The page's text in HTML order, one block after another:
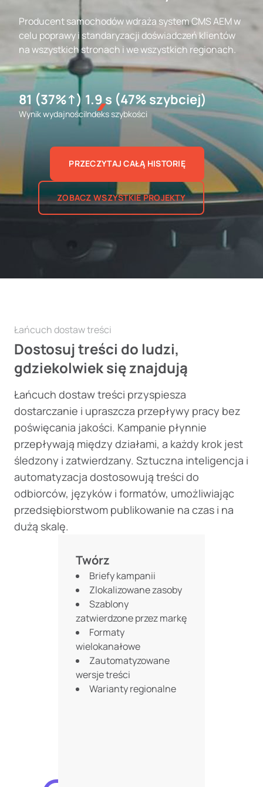
Producent samochodów wdraża system CMS AEM w
celu poprawy i standaryzacji doświadczeń klientów
na wszystkich stronach i we wszystkich regionach.
81 (37%↑)
Wynik wydajności
1.9 s (47% szybciej)
Indeks szybkości
PRZECZYTAJ CAŁĄ HISTORIĘ
ZOBACZ WSZYSTKIE PROJEKTY
Łańcuch dostaw treści
Dostosuj treści do ludzi,
gdziekolwiek się znajdują
Łańcuch dostaw treści przyspiesza
dostarczanie i upraszcza przepływy pracy bez
poświęcania jakości. Kampanie płynnie
przepływają między działami, a każdy krok jest
śledzony i zatwierdzany. Sztuczna inteligencja i
automatyzacja dostosowują treści do
odbiorców, języków i formatów, umożliwiając
przedsiębiorstwom publikowanie na czas i na
dużą skalę.
Twórz
Briefy kampanii
Zlokalizowane zasoby
Szablony
zatwierdzone przez markę
Formaty
wielokanałowe
Zautomatyzowane
wersje treści
Warianty regionalne